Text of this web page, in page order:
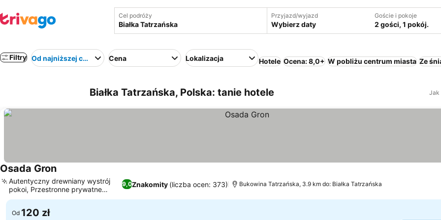
Cel podróży Przyjazd/wyjazd
Wybierz daty
Goście i pokoje
2 gości, 1 pokój.
Filtry Od najniższej ceny Cena Lokalizacja Hotele Ocena: 8,0+ W pobliżu centrum miasta Ze
Białka Tatrzańska, Polska: tanie hotele Jak
Osada GronWyświetl ceny
9,0Znakomity (liczba ocen: 373)
Autentyczny drewniany wystrój
pokoi, Przestronne prywatne
łazienki
Bukowina Tatrzańska, 3.9 km do: Białka Tatrzańska
Od 120 zł